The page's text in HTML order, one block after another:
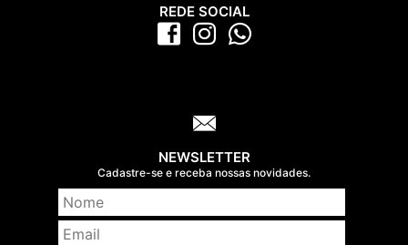
REDE SOCIAL
NEWSLETTER
Cadastre-se e receba nossas novidades.